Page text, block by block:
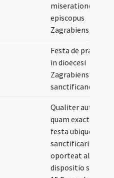
miseratione divina
episcopus
Zagrabiensis
Festa de
in dioecesi
Zagrabiensi
sanctificanda
Qualiter autem et
quam exacte dicta
festa ubique
sanctificari
oporteat
dispositio sub